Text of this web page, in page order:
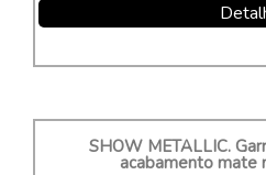
SHOW METALLIC.
acabamento mate